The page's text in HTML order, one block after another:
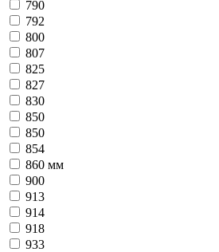
790
792
800
807
825
827
830
850
850
854
860 мм
900
913
914
918
933